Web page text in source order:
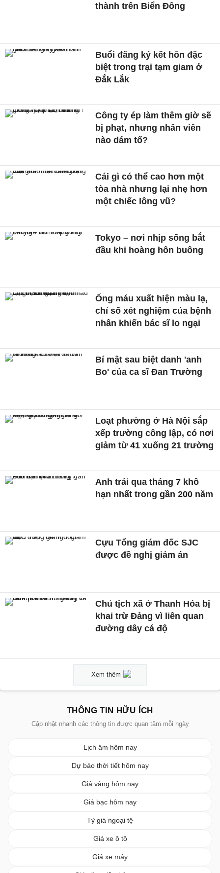
thành trên Biển Đông
Buổi đăng ký kết hôn đặc
biệt trong trại tạm giam ở
Đắk Lắk
Công ty ép làm thêm giờ sẽ
bị phạt, nhưng nhân viên
nào dám tố?
Cái gì có thể cao hơn một
tòa nhà nhưng lại nhẹ hơn
một chiếc lông vũ?
Tokyo – nơi nhịp sống bắt
đầu khi hoàng hôn buông
Ống máu xuất hiện màu lạ,
chỉ số xét nghiệm của bệnh
nhân khiến bác sĩ lo ngại
Bí mật sau biệt danh 'anh
Bo' của ca sĩ Đan Trường
Loạt phường ở Hà Nội sắp
xếp trường công lập, có nơi
giảm từ 41 xuống 21 trường
Anh trải qua tháng 7 khô
hạn nhất trong gần 200 năm
Cựu Tổng giám đốc SJC
được đề nghị giảm án
Chủ tịch xã ở Thanh Hóa bị
khai trừ Đảng vì liên quan
đường dây cá độ
Xem thêm
THÔNG TIN HỮU ÍCH
Cập nhật nhanh các thông tin được quan tâm mỗi ngày
Lịch âm hôm nay
Dự báo thời tiết hôm nay
Giá vàng hôm nay
Giá bạc hôm nay
Tỷ giá ngoại tệ
Giá xe ô tô
Giá xe máy